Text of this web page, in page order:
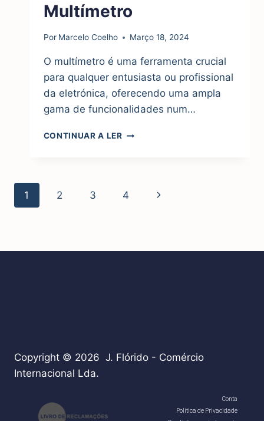
Multímetro
Por Marcelo Coelho Março 18, 2024
O multímetro é uma ferramenta crucial
para qualquer entusiasta ou profissional
da eletrónica, oferecendo uma ampla
gama de funcionalidades num…
CONTINUAR A LERCOMO
Page
1 2 3 4
Next
Copyright © 2026 J. Flórido - Comércio
Internacional Lda.
Conta
Política de Privacidade